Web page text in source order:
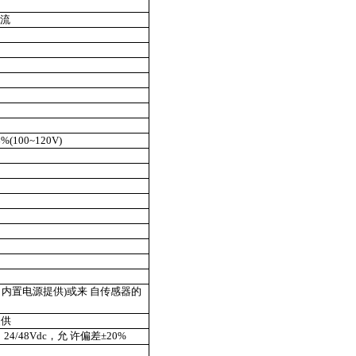
内置电源提供)或来 自传感器的
24/48Vdc，允 许偏差±20%